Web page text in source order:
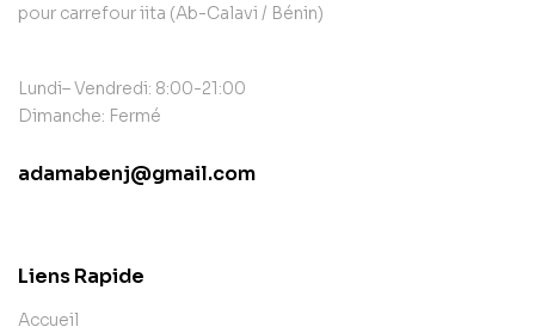
pour carrefour iita (Ab-Calavi / Bénin)
Lundi– Vendredi: 8:00-21:00
Dimanche: Fermé
adamabenj@gmail.com
Liens Rapide
Accueil